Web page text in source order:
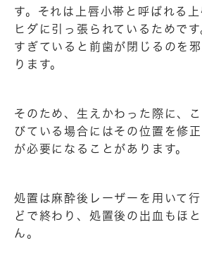
す。それは上唇小帯と呼ばれる
ヒダに引っ張られているためで
すぎていると前歯が閉じるのを
ります。
そのため、生えかわった際に、
びている場合にはその位置を修
が必要になることがあります。
処置は麻酔後レーザーを用いて
どで終わり、処置後の出血もほ
ん。